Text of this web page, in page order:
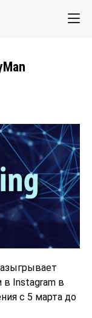
в Instagram в
с 5 марта до